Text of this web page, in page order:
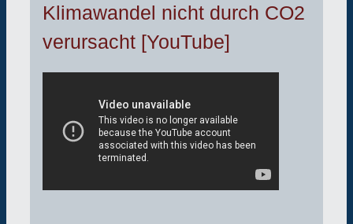
Klimawandel nicht durch CO2
verursacht [YouTube]